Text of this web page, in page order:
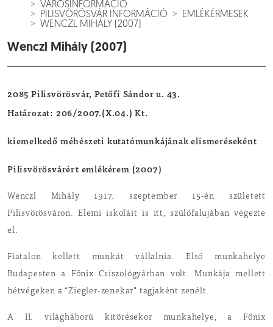
VÁROSINFORMÁCIÓ
PILISVÖRÖSVÁR INFORMÁCIÓ
EMLÉKÉRMESEK
WENCZL MIHÁLY (2007)
Wenczl Mihály (2007)
2085 Pilisvörösvár, Petőfi Sándor u. 43.
Határozat: 206/2007.(X.04.) Kt.
kiemelkedő méhészeti kutatómunkájának elismeréseként
Pilisvörösvárért emlékérem (2007)
Wenczl Mihály 1917. szeptember 15-én született
Pilisvörösváron. Elemi iskoláit is itt, szülőfalujában végezte
el.
Fiatalon kellett munkát vállalnia. Első munkahelye
Budapesten a Főnix Csiszológyárban volt. Munkája mellett
hétvégeken a “Ziegler-zenekar" tagjaként zenélt.
A II. világháború kitörésekor munkahelye, a Főnix